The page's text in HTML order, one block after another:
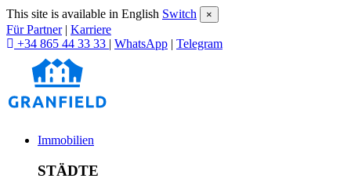
This site is available in English Switch ×
Für Partner | Karriere
+34 865 44 33 33 | WhatsApp | Telegram
Immobilien
STÄDTE